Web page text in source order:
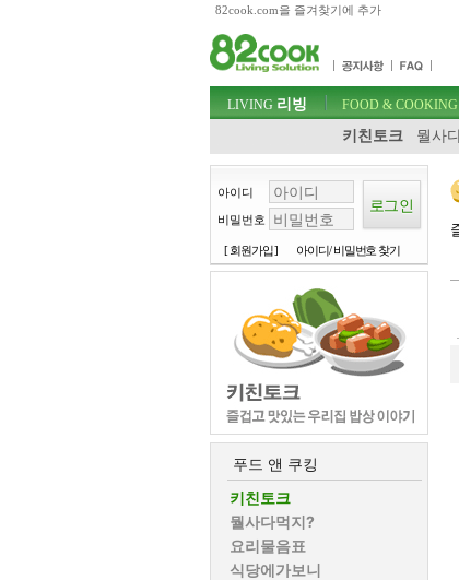
82cook.com을 즐겨찾기에 추가
주메뉴 바로가기
컨텐츠 바로가기
검색 바로가기
로그인 바로가기
주메뉴
LIVING 리빙 FOOD & COOKING
키친토크
뭘사
아이디
비밀번호
[ 회원가입 ] 아이디/ 비밀번호 찾기
푸드 앤 쿠킹
키친토크
뭘사다먹지?
요리물음표
식당에가보니